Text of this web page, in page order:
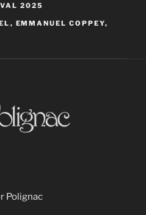
2025
, EMMANUEL COPPEY,
Polignac